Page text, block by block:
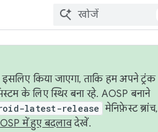
किया जाएगा, ताकि हम अपने ट्रंक
के लिए स्थिर बना रहे. AOSP बनाने
latest-release मेनिफ़ेस्ट ब्रांच,
में हुए बदलावदेखें.